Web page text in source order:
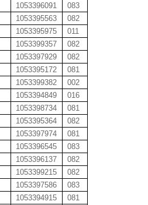
1053396091
083
1053395563
082
1053395975
011
1053399357
082
1053397929
082
1053395172
081
1053399382
002
1053394849
016
1053398734
081
1053395364
082
1053397974
081
1053396545
083
1053396137
082
1053399215
082
1053397586
083
1053394915
081